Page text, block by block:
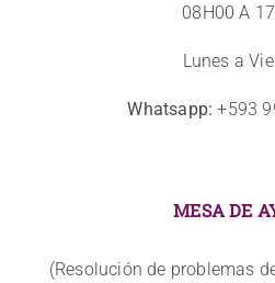
08H00 A
Lunes a
Whatsapp: +593
MESA DE
(Resolución de problemas